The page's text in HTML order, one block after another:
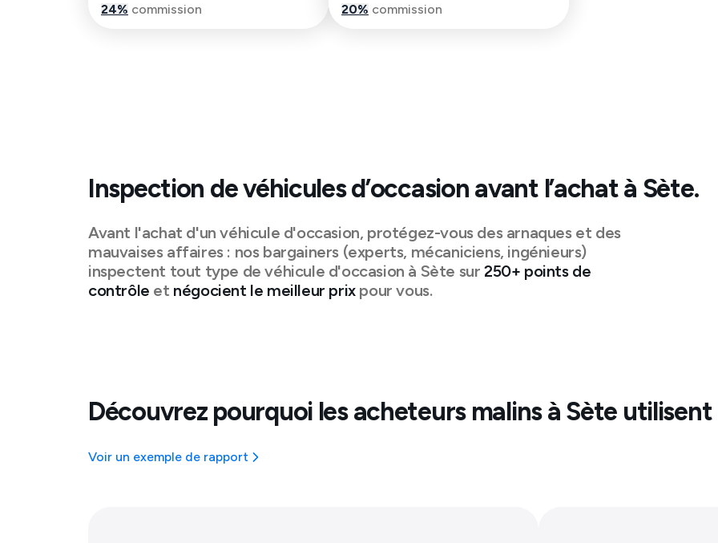
24% commission
20% commission
Inspection de véhicules d’occasion avant l’achat à Sète.
Avant l'achat d'un véhicule d'occasion, protégez-vous des arnaques et des
mauvaises affaires : nos bargainers (experts, mécaniciens, ingénieurs)
inspectent tout type de véhicule d'occasion à Sète sur 250+ points de
contrôle et négocient le meilleur prixpour vous.
Découvrez pourquoi les acheteurs malins à Sète utilisent
Voir un exemple de rapport